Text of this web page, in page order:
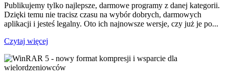
Publikujemy tylko najlepsze, darmowe programy z danej kategorii.
Dzięki temu nie tracisz czasu na wybór dobrych, darmowych
aplikacji i jesteś legalny. Oto ich najnowsze wersje, czy już je po...
Czytaj więcej